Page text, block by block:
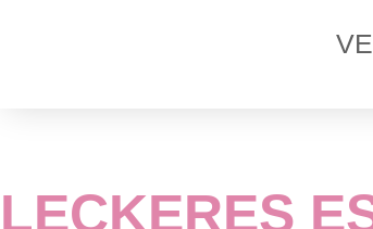
LECKERES